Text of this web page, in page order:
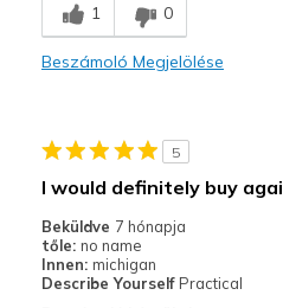
Comfortable
Legjobb használat
Travel
1 0
Beszámoló Megjelölése
5
I would definitely buy
Beküldve 7 hónapja
tőle: no name
Innen: michigan
Describe Yourself Practical